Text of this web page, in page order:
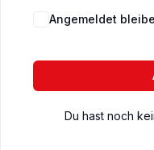
Angemeldet
Du hast noch